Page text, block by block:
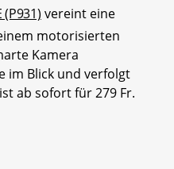
(P931) vereint eine
motorisierten
Kamera
im Blick und verfolgt
ab sofort für 279 Fr.